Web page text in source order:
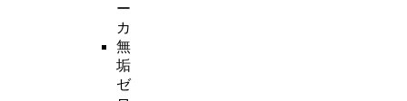
ー
カ
無
垢
ゼ